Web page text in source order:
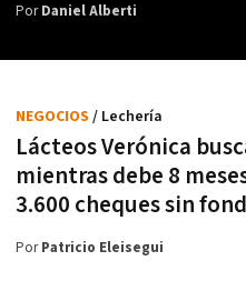
PorDaniel Alberti
Lácteos Verónica
mientras debe 8
3.600 cheques sin
NEGOCIOS / Lechería
PorPatricio Eleisegui